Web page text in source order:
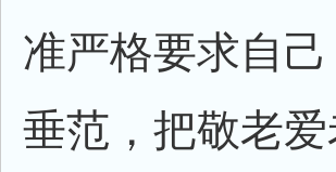
准严格要求自
垂范，把敬老